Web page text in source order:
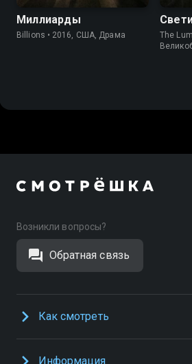
Миллиарды
Billions • 2016, США, Драма
The
Возникли вопросы?
Обратная связь
Как смотреть
Информация